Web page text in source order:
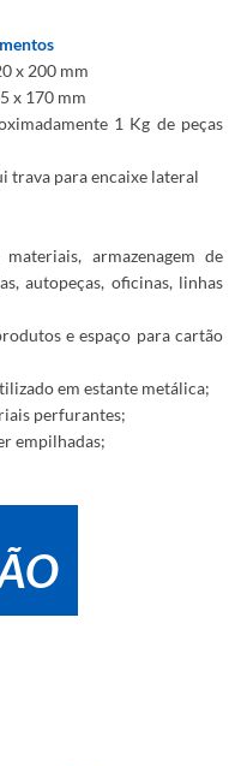
x 200 mm
x 170 mm
1 Kg de peças
trava para encaixe lateral
armazenagem de
autopeças, oficinas, linhas
e espaço para cartão
em estante metálica;
perfurantes;
empilhadas;